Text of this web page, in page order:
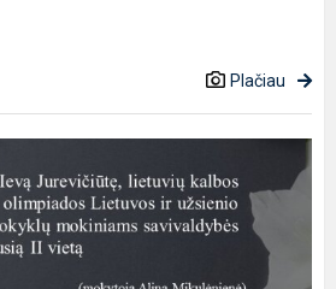
Plačiau